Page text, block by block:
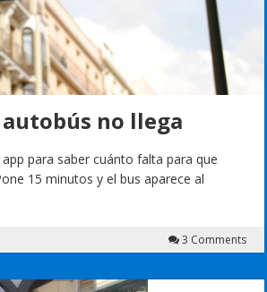
no llega
para saber cuánto falta para que
15 minutos y el bus aparece al
3 Comments